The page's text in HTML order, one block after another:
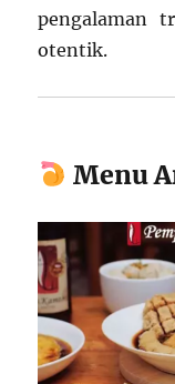
pengalaman
otentik.
Menu